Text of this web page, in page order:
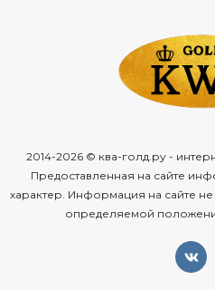
2014-2026 © ква-голд.ру -
Предоставленная на сайте
характер. Информация на сайте
определяемой